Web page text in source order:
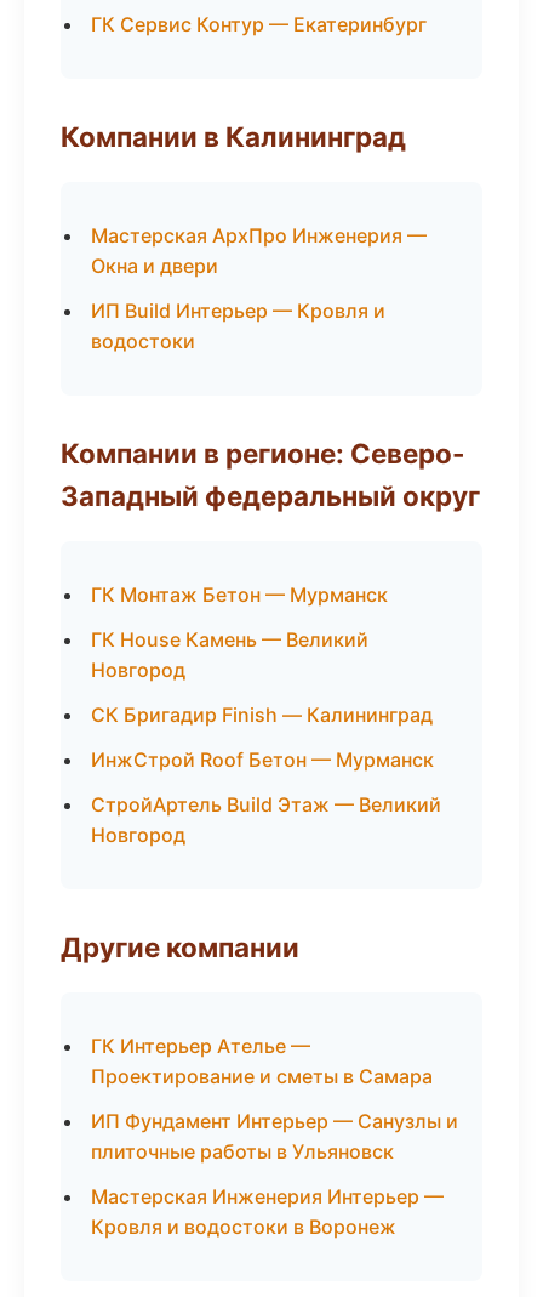
ГК Сервис Контур — Екатеринбург
Компании в Калининград
Мастерская АрхПро Инженерия —
Окна и двери
ИП Build Интерьер — Кровля и
водостоки
Компании в регионе: Северо-
Западный федеральный округ
ГК Монтаж Бетон — Мурманск
ГК House Камень — Великий
Новгород
СК Бригадир Finish — Калининград
ИнжСтрой Roof Бетон — Мурманск
СтройАртель Build Этаж — Великий
Новгород
Другие компании
ГК Интерьер Ателье —
Проектирование и сметы в Самара
ИП Фундамент Интерьер — Санузлы и
плиточные работы в Ульяновск
Мастерская Инженерия Интерьер —
Кровля и водостоки в Воронеж